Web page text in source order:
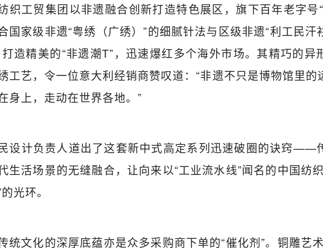
织工贸集团以非遗融合创新打造特色展区，旗下百年老字号
国家级非遗“粤绣（广绣）”的细腻针法与区级非遗“利工民汗
打造精美的“非遗潮T”，迅速爆红多个海外市场。其精巧的异
工艺，令一位意大利经销商赞叹道：“非遗不只是博物馆里的
身上，走动在世界各地。”
设计负责人道出了这套新中式高定系列迅速破圈的诀窍——
生活场景的无缝融合，让向来以“工业流水线”闻名的中国纺
光环。
统文化的深厚底蕴亦是众多采购商下单的“催化剂”。铜雕艺